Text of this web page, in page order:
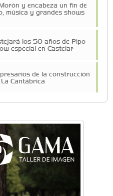
y encabeza un fin de
música y grandes shows
los 50 años de Pipo
especial en Castelar
de la construcción
Cantábrica
Eva Perón voló en avión lo
las empresas necesitan
para crecer con